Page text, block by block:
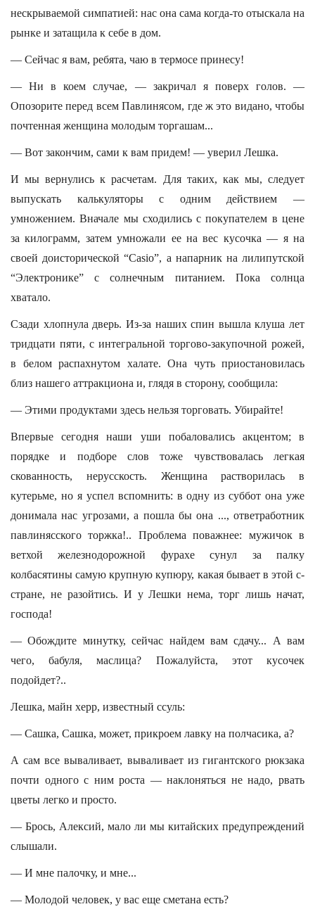
нескрываемой симпатией: нас она сама когда-то отыскала на
рынке и затащила к себе в дом.
— Сейчас я вам, ребята, чаю в термосе принесу!
— Ни в коем случае, — закричал я поверх голов. —
Опозорите перед всем Павлинясом, где ж это видано, чтобы
почтенная женщина молодым торгашам...
— Вот закончим, сами к вам придем! — уверил Лешка.
И мы вернулись к расчетам. Для таких, как мы, следует
выпускать калькуляторы с одним действием —
умножением. Вначале мы сходились с покупателем в цене
за килограмм, затем умножали ее на вес кусочка — я на
своей доисторической “Casio”, а напарник на лилипутской
“Электронике” с солнечным питанием. Пока солнца
хватало.
Сзади хлопнула дверь. Из-за наших спин вышла клуша лет
тридцати пяти, с интегральной торгово-закупочной рожей,
в белом распахнутом халате. Она чуть приостановилась
близ нашего аттракциона и, глядя в сторону, сообщила:
— Этими продуктами здесь нельзя торговать. Убирайте!
Впервые сегодня наши уши побаловались акцентом; в
порядке и подборе слов тоже чувствовалась легкая
скованность, нерусскость. Женщина растворилась в
кутерьме, но я успел вспомнить: в одну из суббот она уже
донимала нас угрозами, а пошла бы она ..., ответработник
павлинясского торжка!.. Проблема поважнее: мужичок в
ветхой железнодорожной фурахе сунул за палку
колбасятины самую крупную купюру, какая бывает в этой с-
стране, не разойтись. И у Лешки нема, торг лишь начат,
господа!
— Обождите минутку, сейчас найдем вам сдачу... А вам
чего, бабуля, маслица? Пожалуйста, этот кусочек
подойдет?..
Лешка, майн херр, известный ссуль:
— Сашка, Сашка, может, прикроем лавку на полчасика, а?
А сам все вываливает, вываливает из гигантского рюкзака
почти одного с ним роста — наклоняться не надо, рвать
цветы легко и просто.
— Брось, Алексий, мало ли мы китайских предупреждений
слышали.
— И мне палочку, и мне...
— Молодой человек, у вас еще сметана есть?